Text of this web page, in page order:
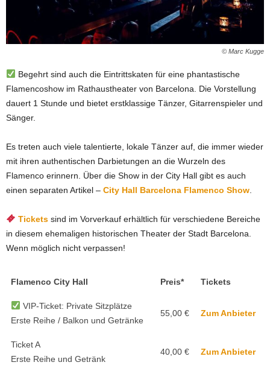
© Marc Kugge
Begehrt sind auch die Eintrittskaten für eine phantastische
Flamencoshow im Rathaustheater von Barcelona. Die Vorstellung
dauert 1 Stunde und bietet erstklassige Tänzer, Gitarrenspieler und
Sänger.
Es treten auch viele talentierte, lokale Tänzer auf, die immer wieder
mit ihren authentischen Darbietungen an die Wurzeln des
Flamenco erinnern. Über die Show in der City Hall gibt es auch
einen separaten Artikel – City Hall Barcelona Flamenco Show
Ticketssind im Vorverkauf erhältlich für verschiedene Bereiche
in diesem ehemaligen historischen Theater der Stadt Barcelona.
Wenn möglich nicht verpassen!
Flamenco City Hall Preis* Tickets
VIP-Ticket: Private Sitzplätze
Erste Reihe / Balkon und Getränke
55,00 € Zum Anbieter
Ticket A
Erste Reihe und Getränk
40,00 € Zum Anbieter